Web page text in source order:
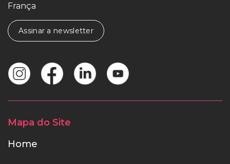
França
Assinar a newsletter
Mapa do Site
Home